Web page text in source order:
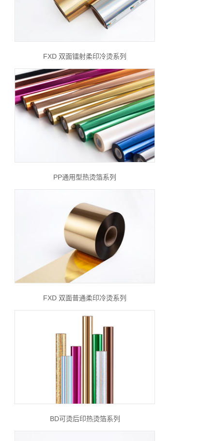
FXD 双面镭射柔印冷烫系列
PP通用型热烫箔系列
FXD 双面普通柔印冷烫系列
BD可烫后印热烫箔系列